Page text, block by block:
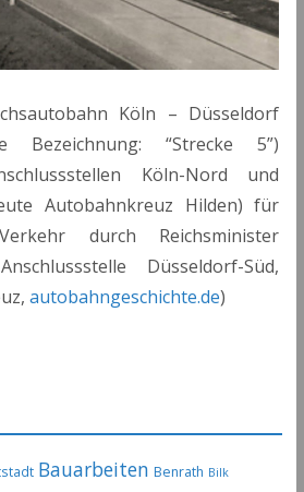
Köln – Düsseldorf
Bezeichnung: “Strecke 5”)
Köln-Nord und
Autobahnkreuz Hilden) für
durch Reichsminister
Düsseldorf-Süd,
autobahngeschichte.de)
Bauarbeiten Benrath Bilk